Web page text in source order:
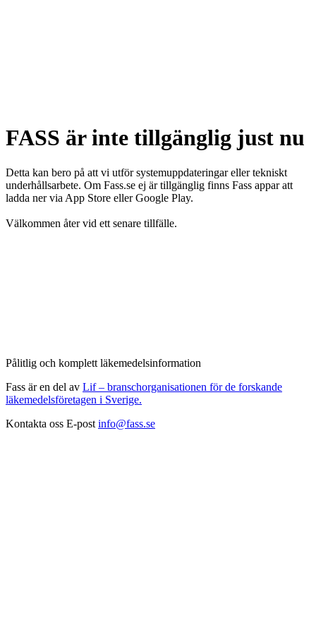
FASS är inte tillgänglig just nu
Detta kan bero på att vi utför systemuppdateringar eller tekniskt
underhållsarbete. Om Fass.se ej är tillgänglig finns Fass appar att
ladda ner via App Store eller Google Play.
Välkommen åter vid ett senare tillfälle.
Pålitlig och komplett läkemedelsinformation
Fass är en del av Lif – branschorganisationen för de forskande
läkemedelsföretagen i Sverige.
Kontakta oss E-post info@fass.se